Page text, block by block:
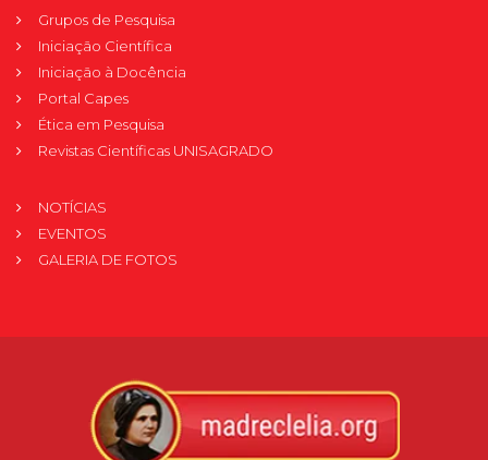
Grupos de Pesquisa
Iniciação Científica
Iniciação à Docência
Portal Capes
Ética em Pesquisa
Revistas Científicas UNISAGRADO
NOTÍCIAS
EVENTOS
GALERIA DE FOTOS